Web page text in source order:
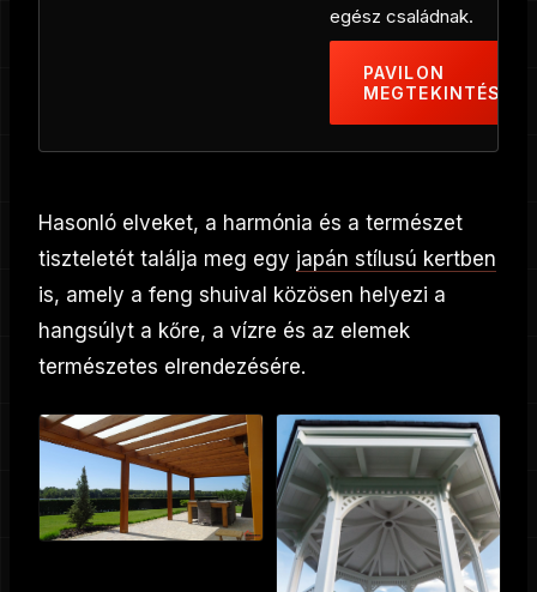
egész családnak.
PAVILON
MEGTEKINTÉSE
Hasonló elveket, a harmónia és a természet
tiszteletét találja meg egy japán stílusú kertben
is, amely a feng shuival közösen helyezi a
hangsúlyt a kőre, a vízre és az elemek
természetes elrendezésére.